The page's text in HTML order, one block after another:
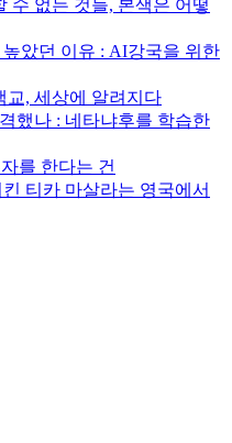
수 없는 것들, 본색은 어떻
았던 이유 : AI강국을 위한
교, 세상에 알려지다
했나 : 네타냐후를 학습한
를 한다는 건
티카 마살라는 영국에서